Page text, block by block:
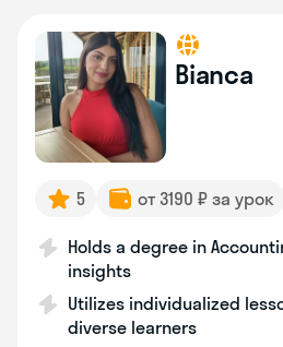
Bianca
5 от 3190 ₽ за урок
Holds a degree in
insights
Utilizes individualized
diverse learners